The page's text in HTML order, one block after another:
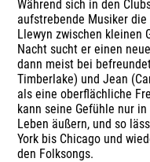
Während sich in den
aufstrebende Musiker
Llewyn zwischen kleinen
Nacht sucht er einen
dann meist bei
Timberlake) und Jean
als eine oberflächliche
kann seine Gefühle nur
Leben äußern, und so
York bis Chicago und
den Folksongs.